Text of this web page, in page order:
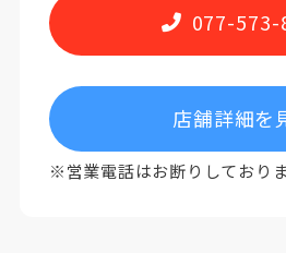
077-573-
店舗詳細を
※営業電話はお断りしておりま